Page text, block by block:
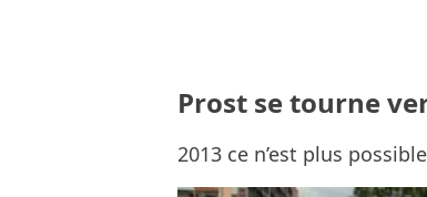
Prost se tourne
2013 ce n’est plus possible